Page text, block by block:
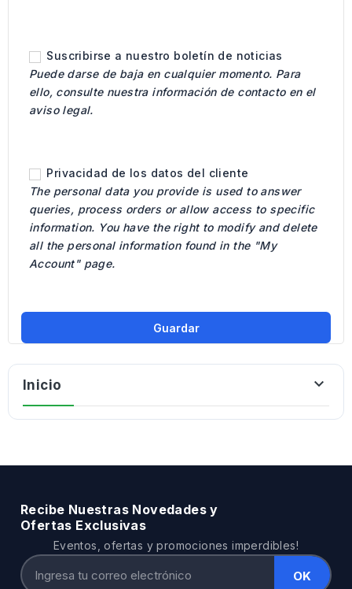
Suscribirse a nuestro boletín de noticias
Puede darse de baja en cualquier momento. Para
ello, consulte nuestra información de contacto en el
aviso legal.
Privacidad de los datos del cliente
The personal data you provide is used to answer
queries, process orders or allow access to specific
information. You have the right to modify and delete
all the personal information found in the "My
Account" page.
Guardar
Inicio 
Recibe Nuestras Novedades y
Ofertas Exclusivas
Eventos, ofertas y promociones imperdibles!